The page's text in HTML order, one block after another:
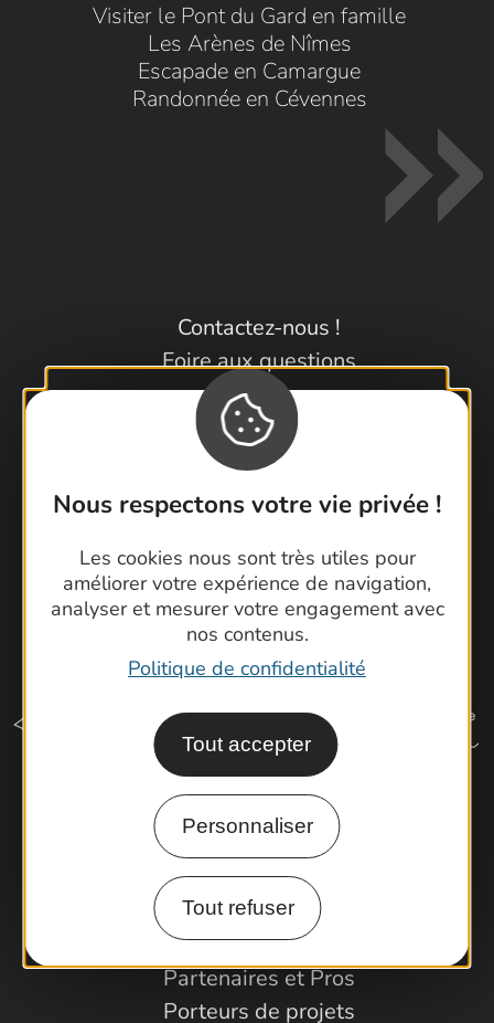
Nous respectons votre vie privée !
Les cookies nous sont très utiles pour
améliorer votre expérience de navigation,
analyser et mesurer votre engagement avec
nos contenus.
Politique de confidentialité
Tout accepter
Personnaliser
Tout refuser
Visiter le Pont du Gard en famille
Les Arènes de Nîmes
Escapade en Camargue
Randonnée en Cévennes
Contactez-nous !
Foire aux questions
Brochures
Cartoguides et Topoguides
Latitude Gard
Comment venir ?
Espace Pro
Observatoire
Partenaires et Pros
Porteurs de projets